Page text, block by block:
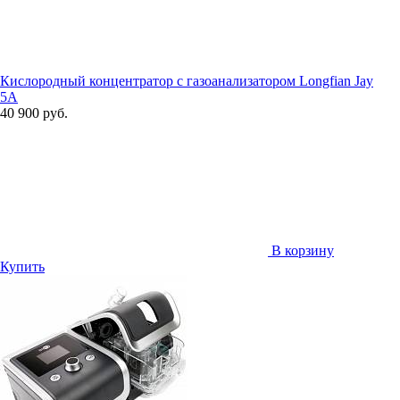
Кислородный концентратор с газоанализатором Longfian Jay
5A
40 900 руб.
В корзину
Купить